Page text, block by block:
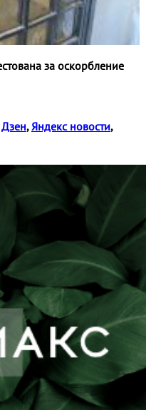
за оскорбление
, Яндекс новости,